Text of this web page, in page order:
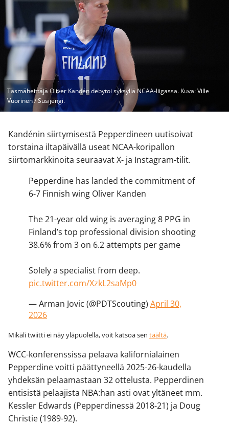
Täsmäheittäjä Oliver Kandén debytoi syksyllä NCAA-liigassa. Kuva: Ville
Vuorinen / Susijengi.
Kandénin siirtymisestä Pepperdineen uutisoivat
torstaina iltapäivällä useat NCAA-koripallon
siirtomarkkinoita seuraavat X- ja Instagram-tilit.
Pepperdine has landed the commitment of
6-7 Finnish wing Oliver Kanden
The 21-year old wing is averaging 8 PPG in
Finland’s top professional division shooting
38.6% from 3 on 6.2 attempts per game
Solely a specialist from deep.
pic.twitter.com/XzkL2saMp0
— Arman Jovic (@PDTScouting) April 30,
2026
Mikäli twiitti ei näy yläpuolella, voit katsoa sen täältä.
WCC-konferenssissa pelaava kalifornialainen
Pepperdine voitti päättyneellä 2025-26-kaudella
yhdeksän pelaamastaan 32 ottelusta. Pepperdinen
entisistä pelaajista NBA:han asti ovat yltäneet mm.
Kessler Edwards (Pepperdinessä 2018-21) ja Doug
Christie (1989-92).